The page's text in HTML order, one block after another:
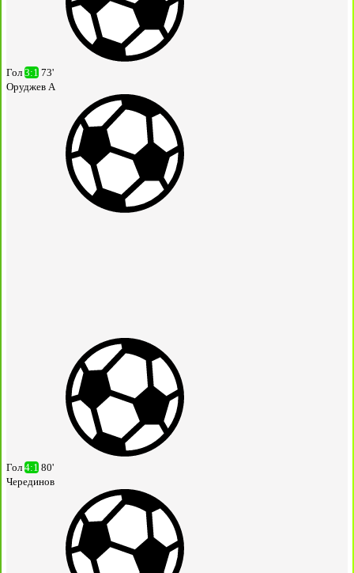
Гол 3:1 73'
Оруджев А
Гол 4:1 80'
Черединов